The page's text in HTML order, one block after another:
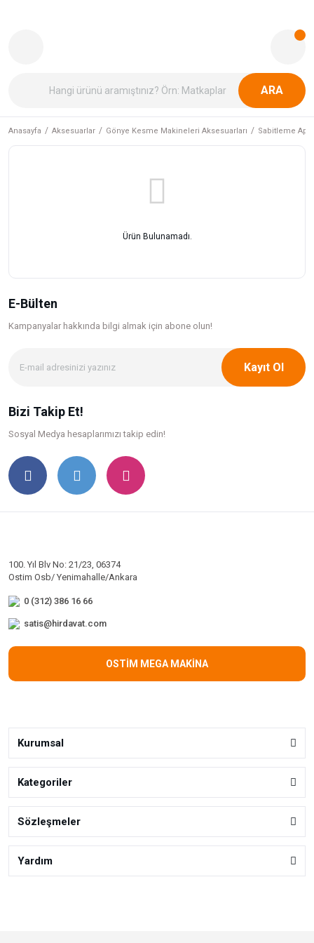
ARA
Anasayfa Aksesuarlar Gönye Kesme Makineleri Aksesuarları Sabitleme
Ürün Bulunamadı.
E-Bülten
Kampanyalar hakkında bilgi almak için abone olun!
Kayıt Ol
Bizi Takip Et!
Sosyal Medya hesaplarımızı takip edin!
100. Yıl Blv No: 21/23, 06374
Ostim Osb/ Yenimahalle/Ankara
0 (312) 386 16 66
satis@hirdavat.com
OSTİM MEGA MAKİNA
Kurumsal
Kategoriler
Sözleşmeler
Yardım